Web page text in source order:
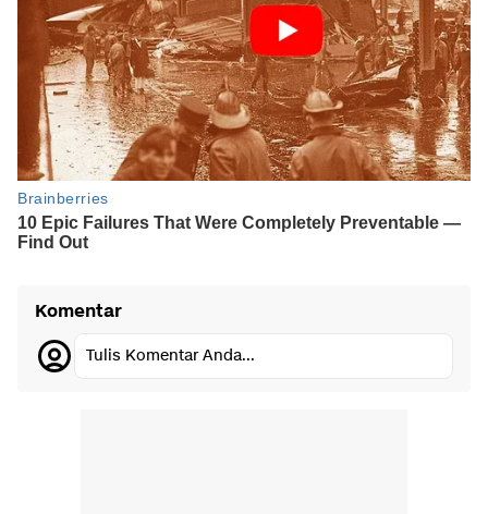
Komentar
Tulis Komentar Anda...